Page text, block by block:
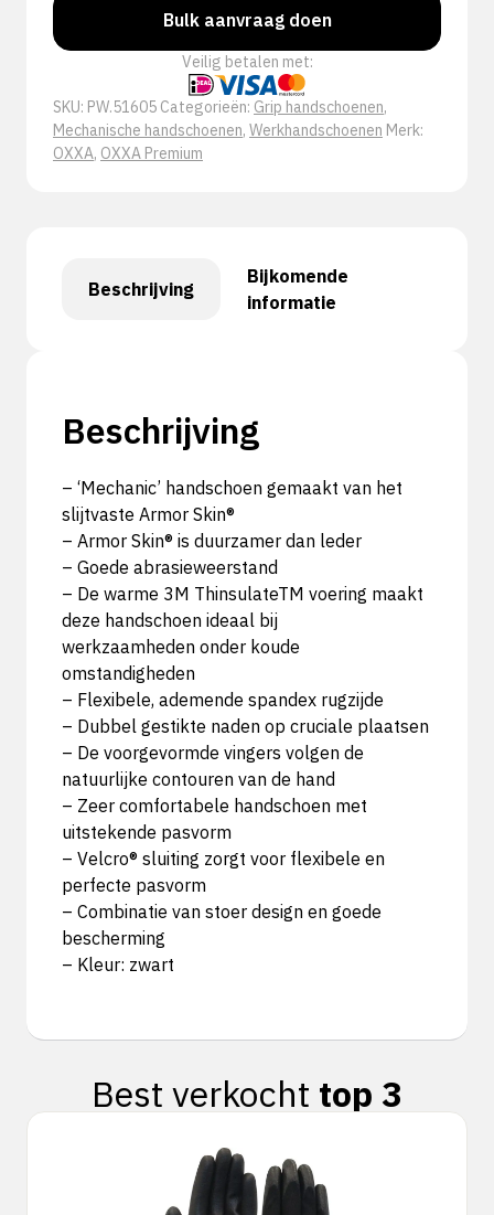
handschoen
aantal
Bulk aanvraag doen
Veilig betalen met:
SKU: PW.51605 Categorieën: Grip handschoenen,
Mechanische handschoenen, Werkhandschoenen Merk:
OXXA, OXXA Premium
Beschrijving
Bijkomende
informatie
Beschrijving
– ‘Mechanic’ handschoen gemaakt van het
slijtvaste Armor Skin®
– Armor Skin® is duurzamer dan leder
– Goede abrasieweerstand
– De warme 3M ThinsulateTM voering maakt
deze handschoen ideaal bij
werkzaamheden onder koude
omstandigheden
– Flexibele, ademende spandex rugzijde
– Dubbel gestikte naden op cruciale plaatsen
– De voorgevormde vingers volgen de
natuurlijke contouren van de hand
– Zeer comfortabele handschoen met
uitstekende pasvorm
– Velcro® sluiting zorgt voor flexibele en
perfecte pasvorm
– Combinatie van stoer design en goede
bescherming
– Kleur: zwart
Best verkocht top 3